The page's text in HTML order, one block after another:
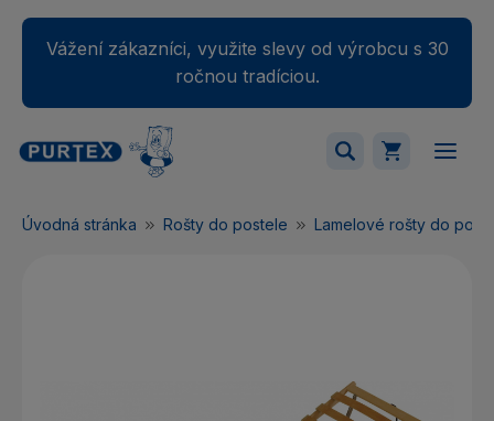
Vážení zákazníci, využite slevy od výrobcu s 30
ročnou tradíciou.
Váš nákupný košík je momentálne prázdny.
Úvodná stránka Rošty do postele Lamelové rošty do